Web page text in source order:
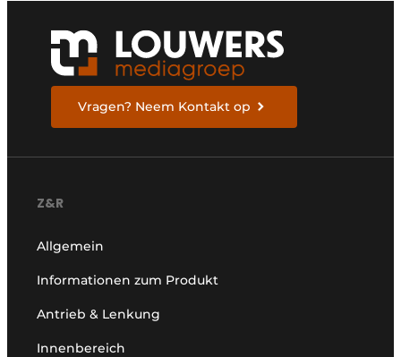
Vragen? Neem Kontakt op
Z&R
Allgemein
Informationen zum Produkt
Antrieb & Lenkung
Innenbereich